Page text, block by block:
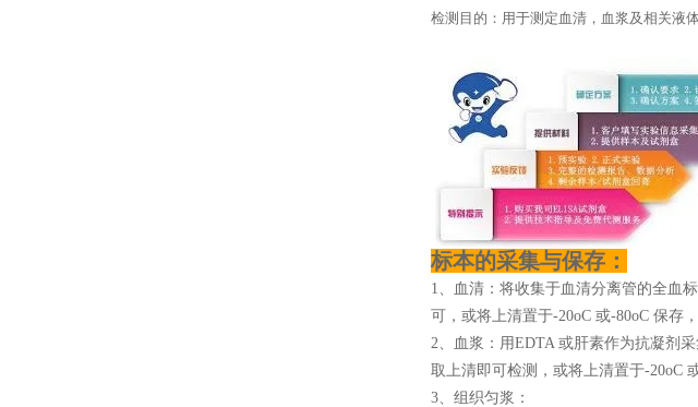
检测目的：用于测定血清，血浆及相关液
标本的采集与保存：
1、血清：将收集于血清分离管的全血
可，或将上清置于-20oC 或-80oC 保存
2、血浆：用EDTA 或肝素作为抗凝剂
取上清即可检测，或将上清置于-20oC
3、组织匀浆：